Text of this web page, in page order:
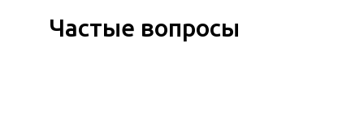
Частые вопросы